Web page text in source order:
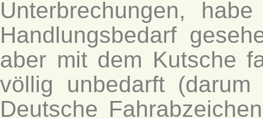
Unterbrechungen,
Handlungsbedarf
aber mit dem Kutsche
völlig unbedarft
Deutsche